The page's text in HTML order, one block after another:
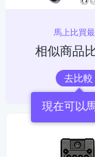
馬上比買
相似商品
去比較
現在可以